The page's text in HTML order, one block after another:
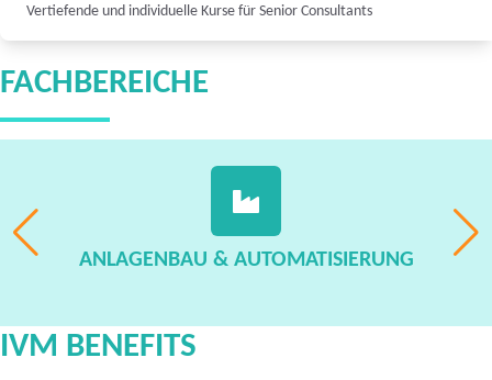
Vertiefende und individuelle Kurse für Senior Consultants
FACHBEREICHE
ANLAGENBAU & AUTOMATISIERUNG
IVM BENEFITS